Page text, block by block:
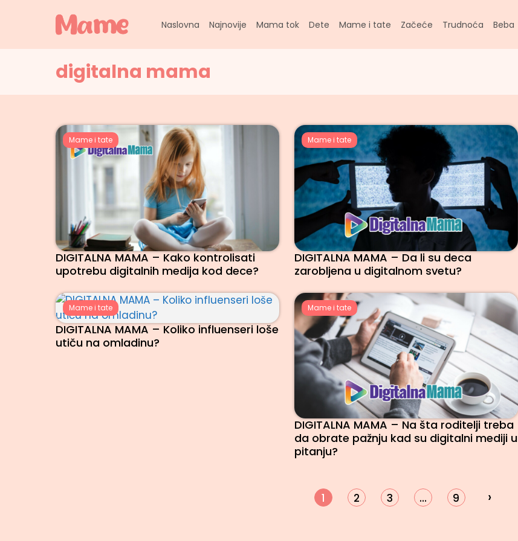
Naslovna Najnovije Mama tok Dete Mame i tate Začeće Trudnoća Beba
digitalna mama
Mame i tate
DIGITALNA MAMA – Kako kontrolisati
upotrebu digitalnih medija kod dece?
Mame i tate
DIGITALNA MAMA – Da li su deca
zarobljena u digitalnom svetu?
Mame i tate
DIGITALNA MAMA – Koliko influenseri loše
utiču na omladinu?
Mame i tate
DIGITALNA MAMA – Na šta roditelji treba
da obrate pažnju kad su digitalni mediji u
pitanju?
1 2 3 … 9 ›